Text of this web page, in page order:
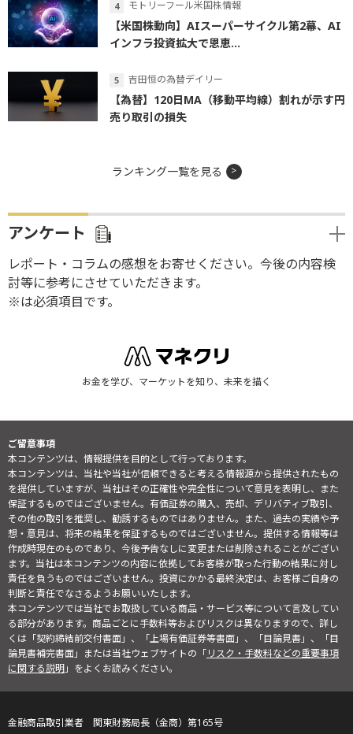
モトリーフール米国株情報
【米国株動向】AIスーパーサイクル第2幕、AI
インフラ投資拡大で恩恵...
吉田恒の為替デイリー
【為替】120日MA（移動平均線）割れが示す円
売り取引の損失
ランキング一覧を見る
アンケート
レポート・コラムの感想をお寄せください。今後の内容検
討等に参考にさせていただきます。
※は必須項目です。
お金を学び、マーケットを知り、未来を描く
ご留意事項
本コンテンツは、情報提供を目的として行っております。
本コンテンツは、当社や当社が信頼できると考える情報源から提供されたもの
を提供していますが、当社はその正確性や完全性について意見を表明し、また
保証するものではございません。有価証券の購入、売却、デリバティブ取引、
その他の取引を推奨し、勧誘するものではありません。また、過去の実績や予
想・意見は、将来の結果を保証するものではございません。提供する情報等は
作成時現在のものであり、今後予告なしに変更または削除されることがござい
ます。当社は本コンテンツの内容に依拠してお客様が取った行動の結果に対し
責任を負うものではございません。投資にかかる最終決定は、お客様ご自身の
判断と責任でなさるようお願いいたします。
本コンテンツでは当社でお取扱している商品・サービス等について言及してい
る部分があります。商品ごとに手数料等およびリスクは異なりますので、詳し
くは「契約締結前交付書面」、「上場有価証券等書面」、「目論見書」、「目
論見書補完書面」または当社ウェブサイトの「リスク・手数料などの重要事項
に関する説明」をよくお読みください。
金融商品取引業者 関東財務局長（金商）第165号